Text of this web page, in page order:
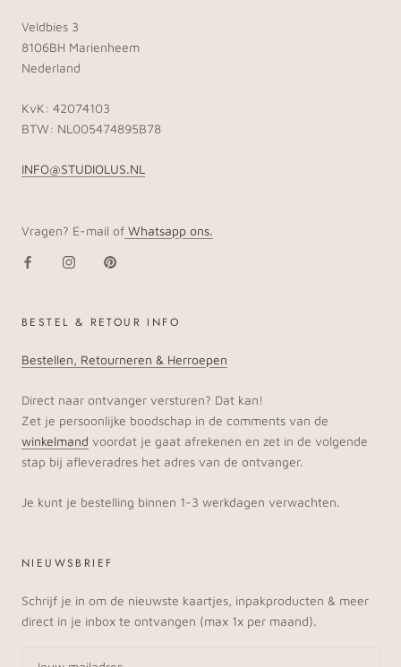
Veldbies 3
8106BH Marienheem
Nederland
KvK: 42074103
BTW: NL005474895B78
INFO@STUDIOLUS.NL
Vragen? E-mail of Whatsapp ons.
BESTEL & RETOUR INFO
Bestellen, Retourneren & Herroepen
Direct naar ontvanger versturen? Dat kan!
Zet je persoonlijke boodschap in de comments van de
winkelmand voordat je gaat afrekenen en zet in de volgende
stap bij afleveradres het adres van de ontvanger.
Je kunt je bestelling binnen 1-3 werkdagen verwachten.
NIEUWSBRIEF
Schrijf je in om de nieuwste kaartjes, inpakproducten & meer
direct in je inbox te ontvangen (max 1x per maand).